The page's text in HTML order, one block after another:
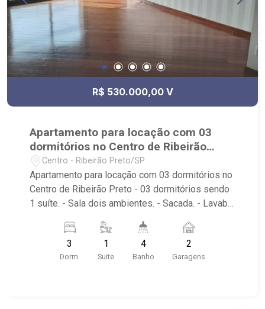
R$ 530.000,00 V
Apartamento para locação com 03
dormitórios no Centro de Ribeirão
Preto
Centro - Ribeirão Preto/SP
Apartamento para locação com 03 dormitórios no
Centro de Ribeirão Preto - 03 dormitórios sendo
1 suíte. - Sala dois ambientes. - Sacada. - Lavabo.
dormitório e banheiro. - 02 de garagem. Próximo
ao Shopping Santa Úrsula, Hospital São Lucas,
Av. Nove de Julho.
3
Dorm.
1
Suite
4
Banho
2
Garagens